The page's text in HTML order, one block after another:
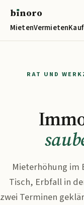
bınoro
MietenVermieten
RAT UND
Mieterhöhung im
Tisch, Erbfall in
zwei Terminen